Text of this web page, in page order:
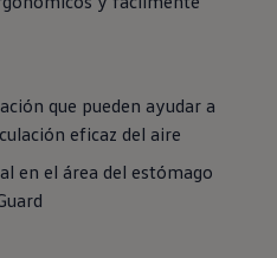
que pueden ayudar a
eficaz del aire
en el área del estómago